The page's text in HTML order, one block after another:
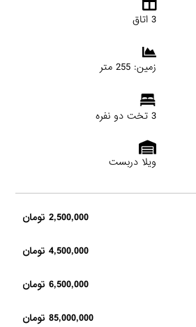
3 اتاق
زمین: 255 متر
3 تخت دو نفره
ویلا دربست
2,500,000 تومان
4,500,000 تومان
6,500,000 تومان
85,000,000 تومان